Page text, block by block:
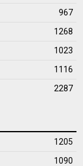
967
1268
1023
1116
2287
1205
1090